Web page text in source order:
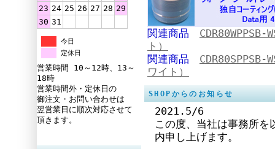
23 24 25 26 27 28 29
30 31
今日
定休日
営業時間 10～12時、13～
18時
営業時間外・定休日の
御注文・お問い合わせは
翌営業日に順次対応させて
頂きます。
関連商品
ト）
関連商品
ワイト）
SHOPからのお知らせ
2021.5/6
この度、当社は事務所を
内申し上げます。